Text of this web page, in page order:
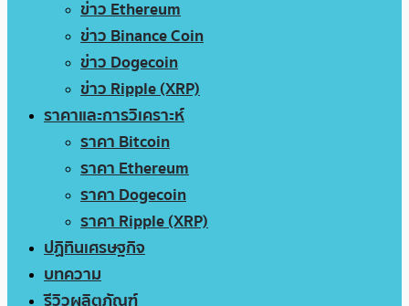
ข่าว Ethereum
ข่าว Binance Coin
ข่าว Dogecoin
ข่าว Ripple (XRP)
ราคาและการวิเคราะห์
ราคา Bitcoin
ราคา Ethereum
ราคา Dogecoin
ราคา Ripple (XRP)
ปฏิทินเศรษฐกิจ
บทความ